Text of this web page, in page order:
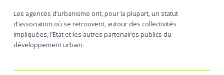
Les agences d’urbanisme ont, pour la plupart, un statut
d’association où se retrouvent, autour des collectivités
impliquées, l’Etat et les autres partenaires publics du
développement urbain.